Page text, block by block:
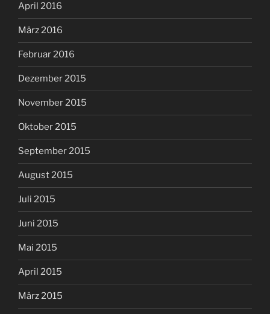
April 2016
März 2016
Februar 2016
Dezember 2015
November 2015
Oktober 2015
September 2015
August 2015
Juli 2015
Juni 2015
Mai 2015
April 2015
März 2015